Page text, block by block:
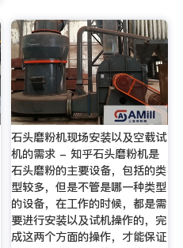
石头磨粉机现场安装以及空载试
机的需求 - 知乎石头磨粉机是
石头磨粉的主要设备，包括的类
型较多，但是不管是哪一种类型
的设备，在工作的时候，都是需
要进行安装以及试机操作的，完
成这两个方面的操作，才能保证